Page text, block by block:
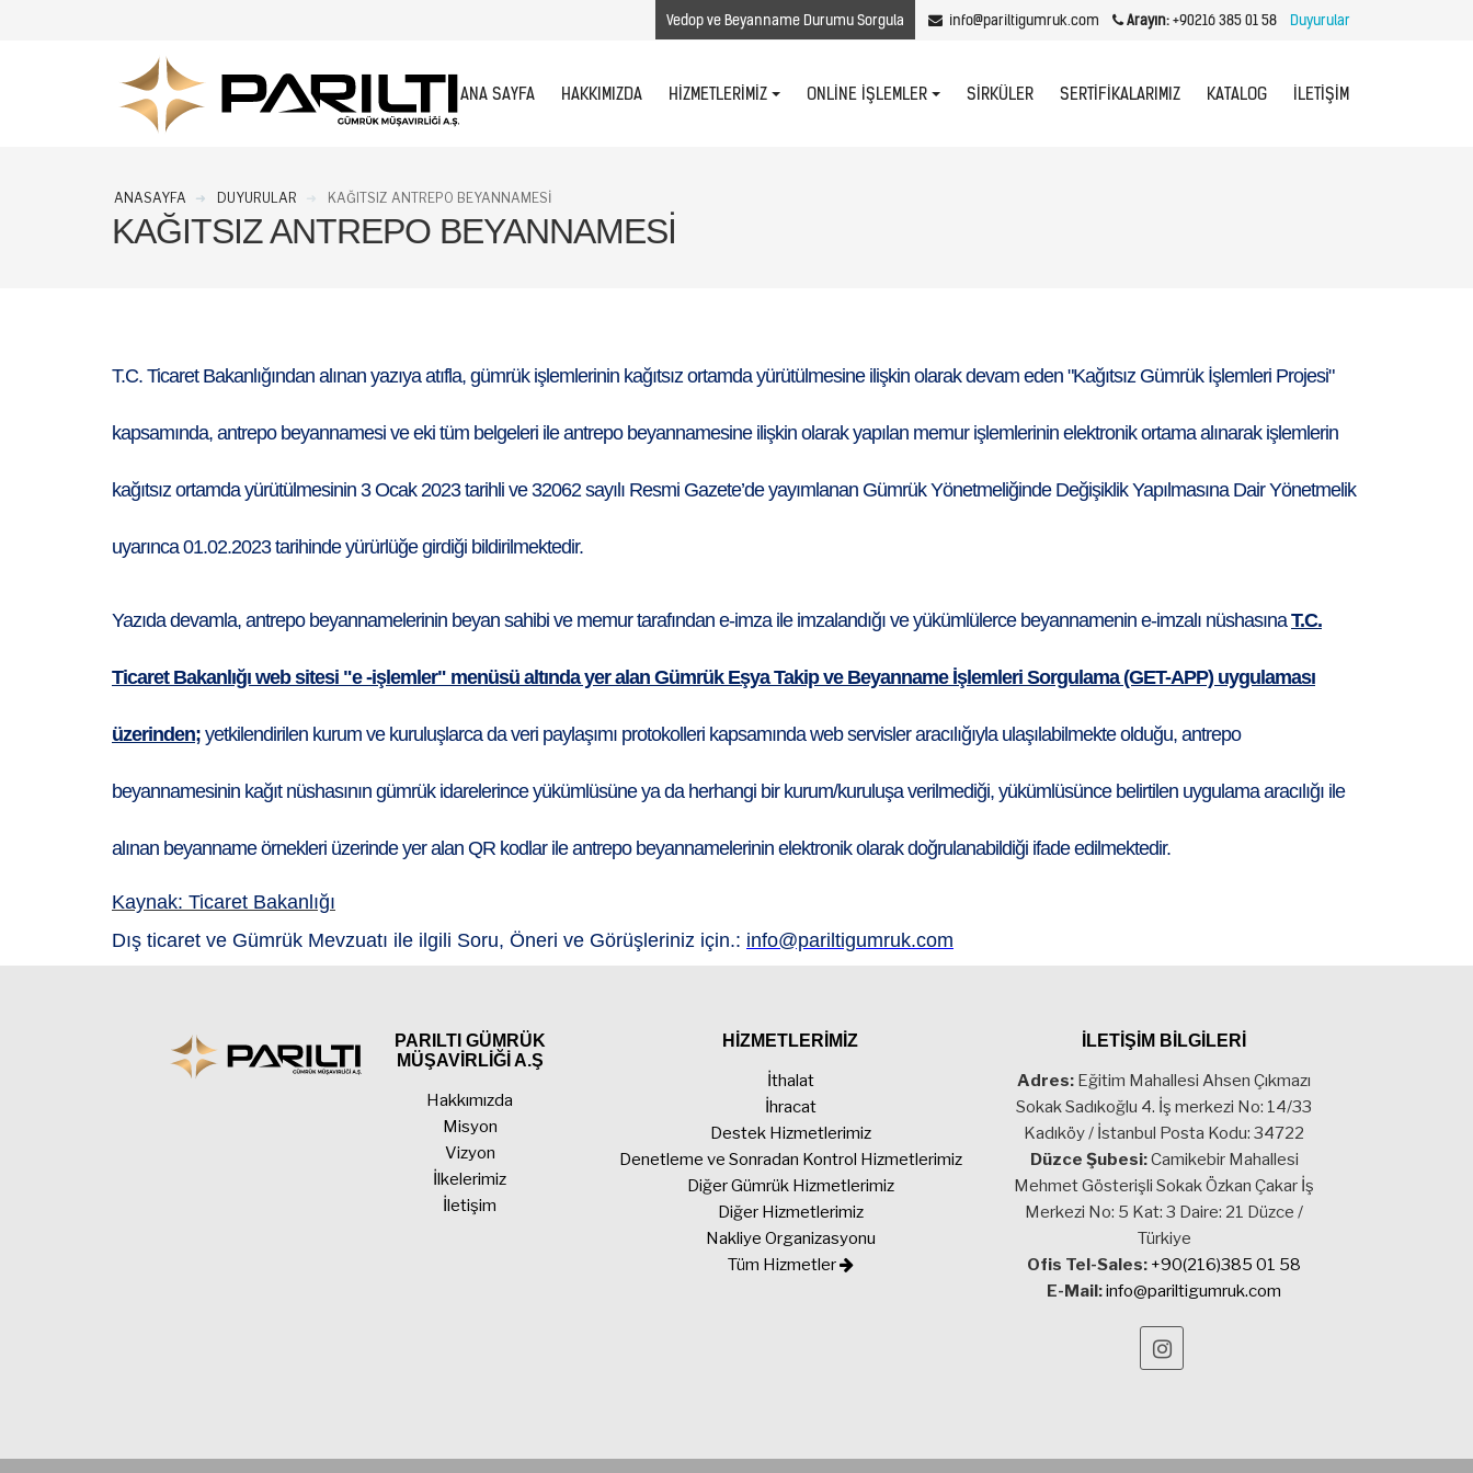
Vedop ve Beyanname Durumu Sorgula info@pariltigumruk.com Arayın: +90216 385 01 58 Duyurular
ANA SAYFA HAKKIMIZDA HIZMETLERIMIZ ONLINE İŞLEMLER SIRKÜLER SERTIFIKALARIMIZ KATALOG İLETIŞIM
ANASAYFA DUYURULAR KAĞITSIZ ANTREPO BEYANNAMESI
KAĞITSIZ ANTREPO BEYANNAMESI
T.C. Ticaret Bakanlığından alınan yazıya atıfla, gümrük işlemlerinin kağıtsız ortamda yürütülmesine ilişkin olarak devam eden "Kağıtsız Gümrük İşlemleri Projesi"
kapsamında, antrepo beyannamesi ve eki tüm belgeleri ile antrepo beyannamesine ilişkin olarak yapılan memur işlemlerinin elektronik ortama alınarak işlemlerin
kağıtsız ortamda yürütülmesinin 3 Ocak 2023 tarihli ve 32062 sayılı Resmi Gazete’de yayımlanan Gümrük Yönetmeliğinde Değişiklik Yapılmasına Dair Yönetmelik
uyarınca 01.02.2023 tarihinde yürürlüğe girdiği bildirilmektedir.
Yazıda devamla, antrepo beyannamelerinin beyan sahibi ve memur tarafından e-imza ile imzalandığı ve yükümlülerce beyannamenin e-imzalı nüshasınaT.C.
Ticaret Bakanlığı web sitesi "e -işlemler" menüsü altında yer alan Gümrük Eşya Takip ve Beyanname İşlemleri Sorgulama (GET-APP) uygulaması
üzerinden; yetkilendirilen kurum ve kuruluşlarca da veri paylaşımı protokolleri kapsamında web servisler aracılığıyla ulaşılabilmekte olduğu, antrepo
beyannamesinin kağıt nüshasının gümrük idarelerince yükümlüsüne ya da herhangi bir kurum/kuruluşa verilmediği, yükümlüsünce belirtilen uygulama aracılığı ile
alınan beyanname örnekleri üzerinde yer alan QR kodlar ile antrepo beyannamelerinin elektronik olarak doğrulanabildiği ifade edilmektedir.
Kaynak: Ticaret Bakanlığı
Dış ticaret ve Gümrük Mevzuatı ile ilgili Soru, Öneri ve Görüşleriniz için.: info@pariltigumruk.com
PARILTI GÜMRÜK
MÜŞAVİRLİĞİ A.Ş
Hakkımızda
Misyon
Vizyon
İlkelerimiz
İletişim
HİZMETLERİMİZ
İthalat
İhracat
Destek Hizmetlerimiz
Denetleme ve Sonradan Kontrol Hizmetlerimiz
Diğer Gümrük Hizmetlerimiz
Diğer Hizmetlerimiz
Nakliye Organizasyonu
Tüm Hizmetler
İLETİŞİM BİLGİLERİ
Adres: Eğitim Mahallesi Ahsen Çıkmazı
Sokak Sadıkoğlu 4. İş merkezi No: 14/33
Kadıköy / İstanbul Posta Kodu: 34722
Düzce Şubesi:Camikebir Mahallesi
Mehmet Gösterişli Sokak Özkan Çakar İş
Merkezi No: 5 Kat: 3 Daire: 21 Düzce /
Türkiye
Ofis Tel-Sales: +90(216)385 01 58
E-Mail:info@pariltigumruk.com